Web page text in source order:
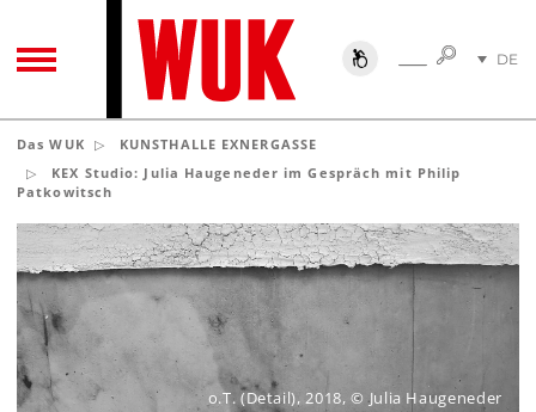
TOGGLE NAVIGATIONSUCHESUCHE
DE
Das WUK
KUNSTHALLE EXNERGASSE
KEX Studio: Julia Haugeneder im Gespräch mit Philip
Patkowitsch
o.T. (Detail), 2018, © Julia Haugeneder